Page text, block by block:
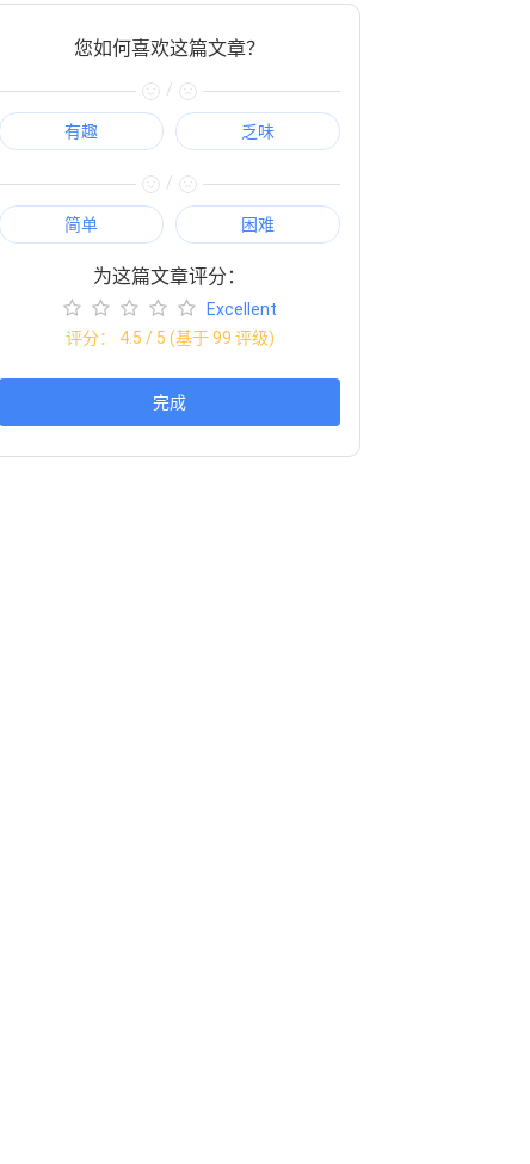
您如何喜欢这篇文章？
/
有趣 乏味
/
简单 困难
为这篇文章评分：
Excellent
评分： 4.5 / 5 (基于99 评级)
完成